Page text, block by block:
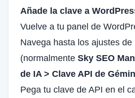
Añade la clave a
Vuelve a tu panel de
Navega hasta los ajustes de
(normalmente Sky SEO
de IA > Clave API de
Pega tu clave de API en el